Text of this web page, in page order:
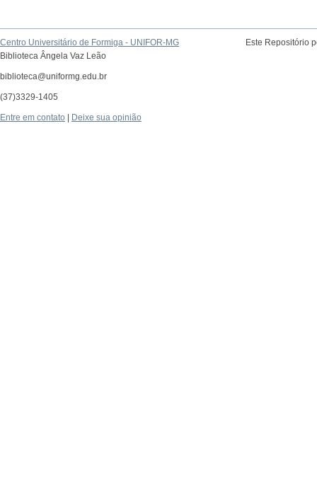
Centro Universitário de Formiga - UNIFOR-MG
Biblioteca Ângela Vaz Leão
biblioteca@uniformg.edu.br
(37)3329-1405
Este Repositório
Entre em contato Deixe sua opinião